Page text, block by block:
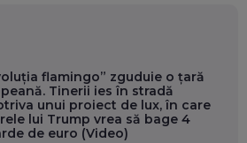
flamingo” zguduie o țară
Tinerii ies în stradă
unui proiect de lux, în care
lui Trump vrea să bage 4
de euro (Video)